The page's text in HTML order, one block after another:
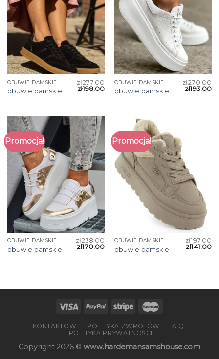
OBUWIE DAMSKIE
obuwie damskie
zł277.00
zł198.00
OBUWIE DAMSKIE
obuwie damskie
zł270.00
zł193.00
Promocja!
OBUWIE DAMSKIE
obuwie damskie
zł238.00
zł170.00
Promocja!
OBUWIE DAMSKIE
obuwie damskie
zł197.00
zł141.00
KONTAKTOWE POLITYKA ZWROTÓW
F.A.Q
POLITYKA PRYWATNOŚCI
Copyright 2026 © www.hardemansamshouse.com